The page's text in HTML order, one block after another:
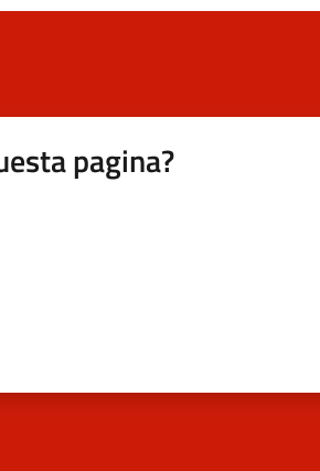
pagina?